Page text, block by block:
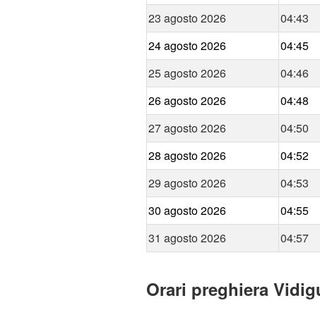
23 agosto 2026
04:43
24 agosto 2026
04:45
25 agosto 2026
04:46
26 agosto 2026
04:48
27 agosto 2026
04:50
28 agosto 2026
04:52
29 agosto 2026
04:53
30 agosto 2026
04:55
31 agosto 2026
04:57
Orari preghiera